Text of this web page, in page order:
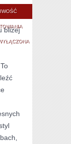
EKOLOGIA
bliżej